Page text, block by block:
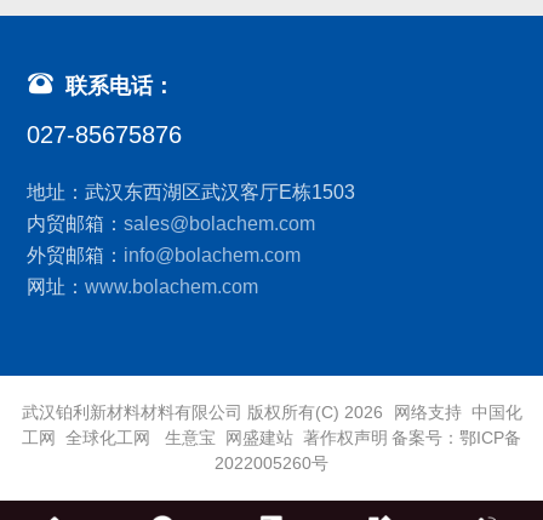
联系电话：
027-85675876
地址：武汉东西湖区武汉客厅E栋1503
内贸邮箱：sales@bolachem.com
外贸邮箱： info@bolachem.com
网址：www.bolachem.com
武汉铂利新材料材料有限公司 版权所有(C) 2026 网络支持 中国化
工网
全球化工网 生意宝 网盛建站 著作权声明 备案号：鄂ICP备
2022005260号